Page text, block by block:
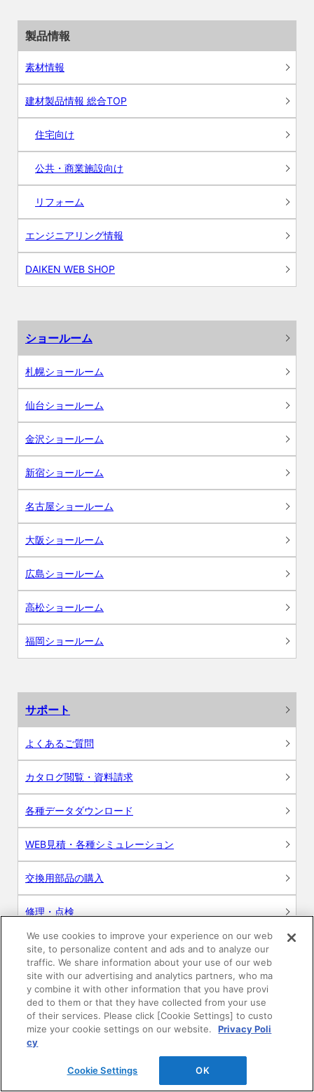
製品情報
素材情報
建材製品情報 総合TOP
住宅向け
公共・商業施設向け
リフォーム
エンジニアリング情報
DAIKEN WEB SHOP
ショールーム
札幌ショールーム
仙台ショールーム
金沢ショールーム
新宿ショールーム
名古屋ショールーム
大阪ショールーム
広島ショールーム
高松ショールーム
福岡ショールーム
サポート
よくあるご質問
カタログ閲覧・資料請求
各種データダウンロード
WEB見積・各種シミュレーション
交換用部品の購入
修理・点検
お問い合わせ
ログイン
建築・設計関係者様向けサイト
ユーザー登録サービス
WEB見積システム
We use cookies to improve your experience on our web
site, to personalize content and ads and to analyze our
traffic. We share information about your use of our web
site with our advertising and analytics partners, who ma
y combine it with other information that you have provi
ded to them or that they have collected from your use
of their services. Please click [Cookie Settings] to custo
mize your cookie settings on our website.
Privacy Poli
cy
Cookie Settings OK